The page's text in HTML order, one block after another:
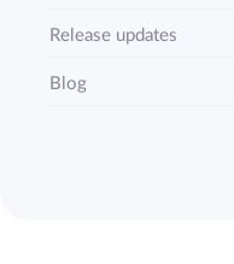
Release updates
Blog